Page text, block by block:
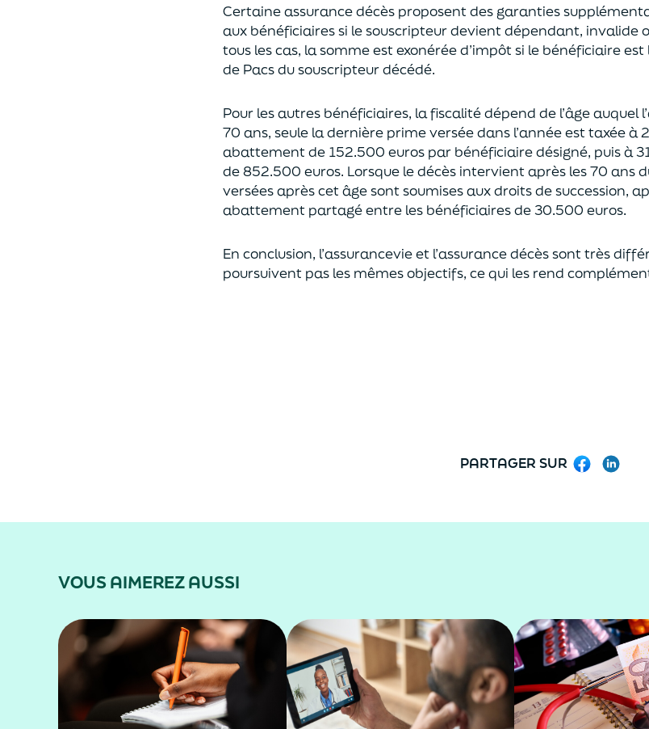
Certaine assurance décès proposentdes garanties
aux bénéficiaires si le souscripteur devient dépendant, invalide
tous les cas, la somme est exonérée d’impôt si le bénéficiaire est
de Pacsdu souscripteur décédé.
Pour les autres bénéficiaires, la fiscalité dépend de l’âgeauquel
70 ans, seule la dernière prime versée dans l’année esttaxée à
abattement de 152.500 euros par bénéficiaire désigné, puis à
de852.500 euros. Lorsque le décès intervient après les 70 ans
versées après cet âge sont soumises aux droits de succession,
abattement partagé entre les bénéficiaires de 30.500 euros.
En conclusion, l’assurancevie et l’assurance décès sont très
poursuivent pas les mêmes objectifs, ce qui les rend
PARTAGER SUR Facebook
VOUS AIMEREZ AUSSI